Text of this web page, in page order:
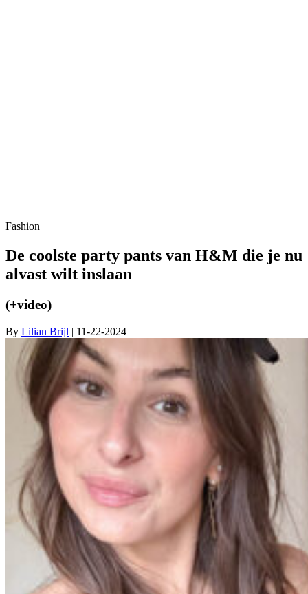
Fashion
De coolste party pants van H&M die je nu
alvast wilt inslaan
(+video)
By Lilian Brijl | 11-22-2024